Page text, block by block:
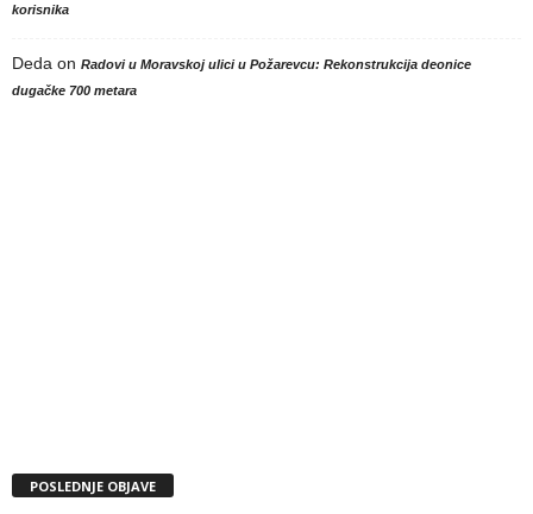
korisnika
Deda on Radovi u Moravskoj ulici u Požarevcu: Rekonstrukcija deonice
dugačke 700 metara
POSLEDNJE OBJAVE